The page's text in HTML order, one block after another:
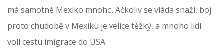
má samotné Mexiko mnoho. Ačkoliv se vláda snaží, boj
proto chudobě v Mexiku je velice těžký, a mnoho lidí
volí cestu imigrace do USA.